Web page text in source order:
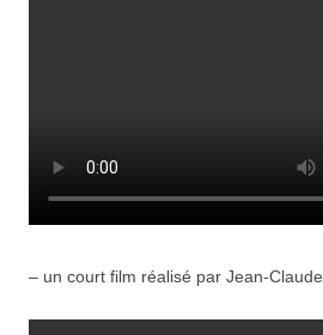
– un court film réalisé par Jean-Claude